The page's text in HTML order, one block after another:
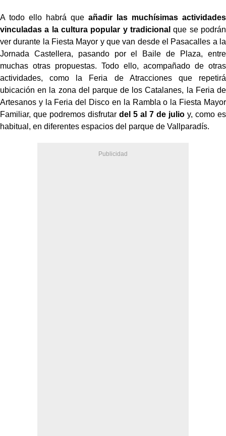
A todo ello habrá que añadir las muchísimas actividades
vinculadas a la cultura popular y tradicional que se podrán
ver durante la Fiesta Mayor y que van desde el Pasacalles a la
Jornada Castellera, pasando por el Baile de Plaza, entre
muchas otras propuestas. Todo ello, acompañado de otras
actividades, como la Feria de Atracciones que repetirá
ubicación en la zona del parque de los Catalanes, la Feria de
Artesanos y la Feria del Disco en la Rambla o la Fiesta Mayor
Familiar, que podremos disfrutar del 5 al 7 de julioy, como es
habitual, en diferentes espacios del parque de Vallparadís.